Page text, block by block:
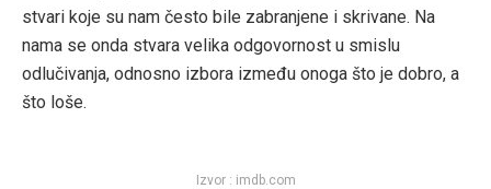
stvari koje su nam često bile zabranjene i skrivane. Na
nama se onda stvara velika odgovornost u smislu
odlučivanja, odnosno izbora između onoga što je dobro, a
što loše.
Izvor : imdb.com